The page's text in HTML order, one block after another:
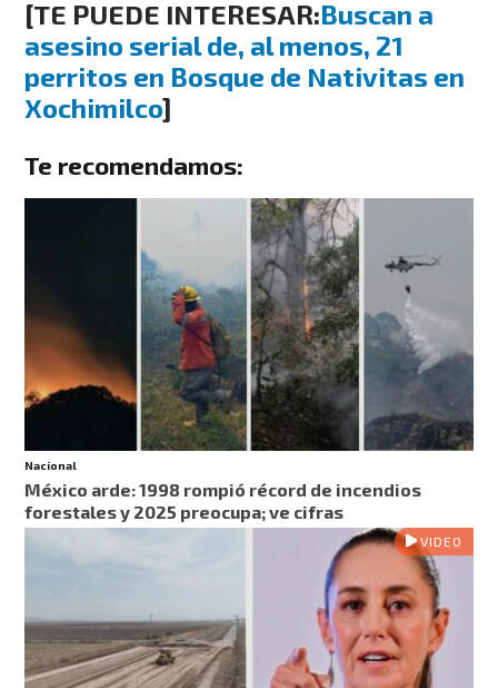
[TE PUEDE INTERESAR:Buscan a
asesino serial de, al menos, 21
perritos en Bosque de Nativitas en
Xochimilco]
Te recomendamos:
Nacional
México arde: 1998 rompió récord de incendios
forestales y 2025 preocupa; ve cifras
VIDEO